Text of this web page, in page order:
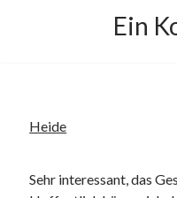
Ein
Heide
Sehr interessant, das